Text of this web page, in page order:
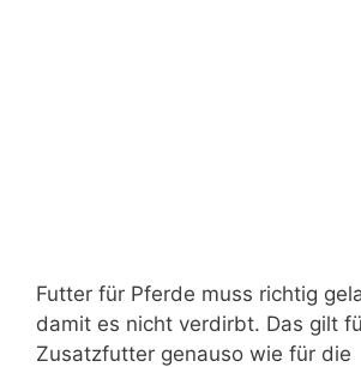
Futter für Pferde muss richtig
damit es nicht verdirbt. Das gilt
Zusatzfutter genauso wie für die